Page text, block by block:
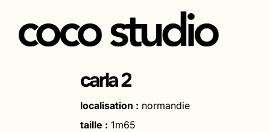
Aller
carla 2
localisation : normandie
taille : 1m65